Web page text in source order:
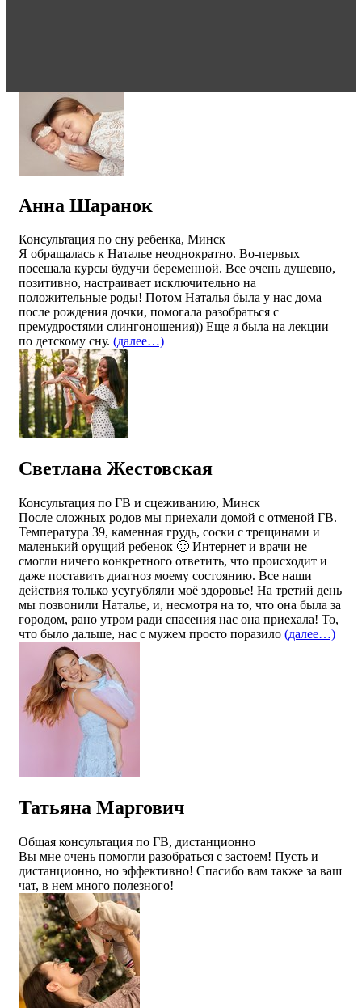
Анна Шаранок
Консультация по сну ребенка, Минск
Я обращалась к Наталье неоднократно. Во-первых
посещала курсы будучи беременной. Все очень душевно,
позитивно, настраивает исключительно на
положительные роды! Потом Наталья была у нас дома
после рождения дочки, помогала разобраться с
премудростями слингоношения)) Еще я была на лекции
по детскому сну. (далее…)
Светлана Жестовская
Консультация по ГВ и сцеживанию, Минск
После сложных родов мы приехали домой с отменой ГВ.
Температура 39, каменная грудь, соски с трещинами и
маленький орущий ребенок 🙁 Интернет и врачи не
смогли ничего конкретного ответить, что происходит и
даже поставить диагноз моему состоянию. Все наши
действия только усугубляли моё здоровье! На третий день
мы позвонили Наталье, и, несмотря на то, что она была за
городом, рано утром ради спасения нас она приехала! То,
что было дальше, нас с мужем просто поразило (далее…)
Татьяна Маргович
Общая консультация по ГВ, дистанционно
Вы мне очень помогли разобраться с застоем! Пусть и
дистанционно, но эффективно! Спасибо вам также за ваш
чат, в нем много полезного!